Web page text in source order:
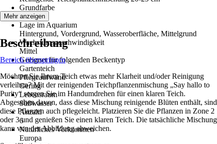
Grundfarbe
Grün
Lage im Aquarium
Hintergrund, Vordergrund, Wasseroberfläche, Mittelgrund
Wachstumsgeschwindigkeit
Mittel
Geeignet für folgenden Beckentyp
Gartenteich
Pflegeaufwand
Gering
Lebensraum
Süßwasser
Anzahl
6
Natürliches Vorkommen
Europa
Mehr anzeigen
Beschreibung
Bereich überspringen
Möchten Sie Ihrem Teich etwas mehr Klarheit und/oder Reinigung
verleihen? Mit der reinigenden Teichpflanzenmischung „Say hallo to
Purity“ sorgen Sie im Handumdrehen für einen klaren Teich.
Abgesehen davon, dass diese Mischung reinigende Blüten enthält, sind
diese Pflanzen auch pflegeleicht. Platzieren Sie die Pflanzen in Zone 2
oder 3 und genießen Sie einen klaren Teich. Die tatsächliche Mischung
kann von der Abbildung abweichen.